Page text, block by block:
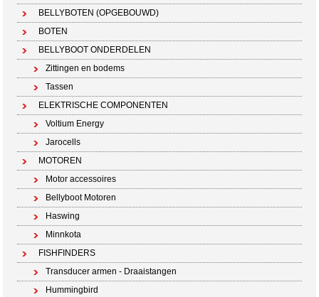
BELLYBOTEN (OPGEBOUWD)
BOTEN
BELLYBOOT ONDERDELEN
Zittingen en bodems
Tassen
ELEKTRISCHE COMPONENTEN
Voltium Energy
Jarocells
MOTOREN
Motor accessoires
Bellyboot Motoren
Haswing
Minnkota
FISHFINDERS
Transducer armen - Draaistangen
Hummingbird